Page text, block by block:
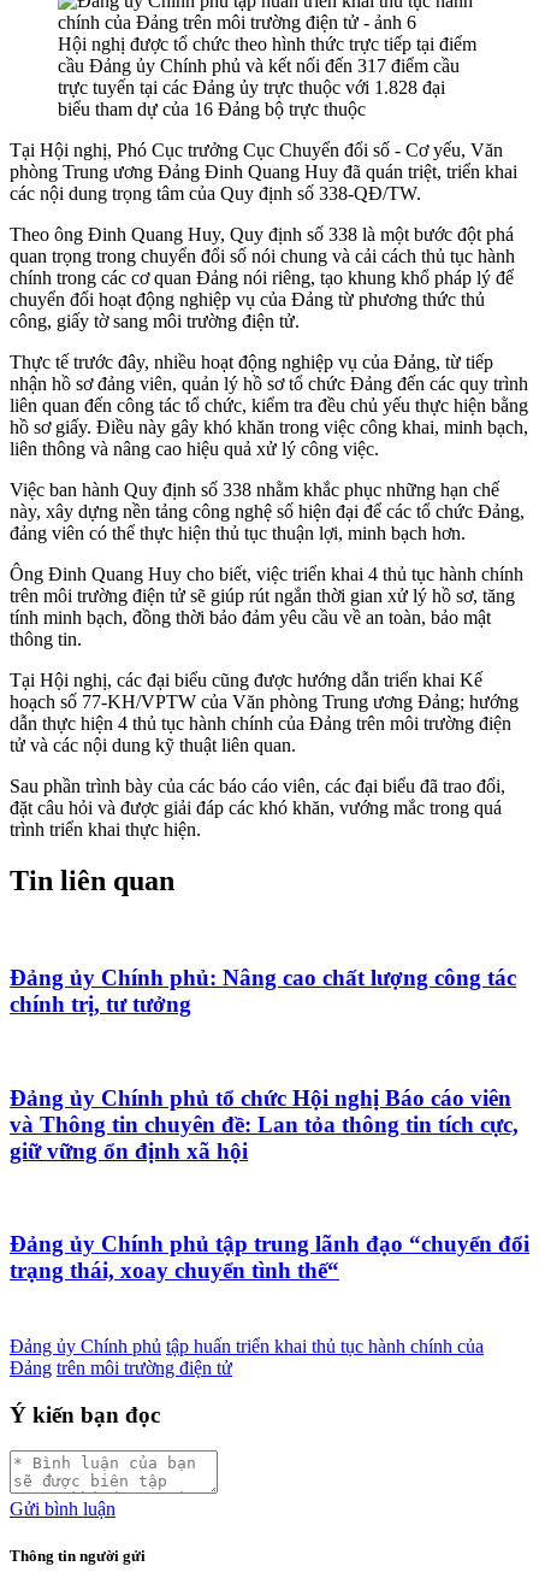
Hội nghị được tổ chức theo hình thức trực tiếp tại điểm
cầu Đảng ủy Chính phủ và kết nối đến 317 điểm cầu
trực tuyến tại các Đảng ủy trực thuộc với 1.828 đại
biểu tham dự của 16 Đảng bộ trực thuộc
Tại Hội nghị, Phó Cục trưởng Cục Chuyển đổi số - Cơ yếu, Văn
phòng Trung ương Đảng Đinh Quang Huy đã quán triệt, triển khai
các nội dung trọng tâm của Quy định số 338-QĐ/TW.
Theo ông Đinh Quang Huy, Quy định số 338 là một bước đột phá
quan trọng trong chuyển đổi số nói chung và cải cách thủ tục hành
chính trong các cơ quan Đảng nói riêng, tạo khung khổ pháp lý để
chuyển đổi hoạt động nghiệp vụ của Đảng từ phương thức thủ
công, giấy tờ sang môi trường điện tử.
Thực tế trước đây, nhiều hoạt động nghiệp vụ của Đảng, từ tiếp
nhận hồ sơ đảng viên, quản lý hồ sơ tổ chức Đảng đến các quy trình
liên quan đến công tác tổ chức, kiểm tra đều chủ yếu thực hiện bằng
hồ sơ giấy. Điều này gây khó khăn trong việc công khai, minh bạch,
liên thông và nâng cao hiệu quả xử lý công việc.
Việc ban hành Quy định số 338 nhằm khắc phục những hạn chế
này, xây dựng nền tảng công nghệ số hiện đại để các tổ chức Đảng,
đảng viên có thể thực hiện thủ tục thuận lợi, minh bạch hơn.
Ông Đinh Quang Huy cho biết, việc triển khai 4 thủ tục hành chính
trên môi trường điện tử sẽ giúp rút ngắn thời gian xử lý hồ sơ, tăng
tính minh bạch, đồng thời bảo đảm yêu cầu về an toàn, bảo mật
thông tin.
Tại Hội nghị, các đại biểu cũng được hướng dẫn triển khai Kế
hoạch số 77-KH/VPTW của Văn phòng Trung ương Đảng; hướng
dẫn thực hiện 4 thủ tục hành chính của Đảng trên môi trường điện
tử và các nội dung kỹ thuật liên quan.
Sau phần trình bày của các báo cáo viên, các đại biểu đã trao đổi,
đặt câu hỏi và được giải đáp các khó khăn, vướng mắc trong quá
trình triển khai thực hiện.
Tin liên quan
Đảng ủy Chính phủ: Nâng cao chất lượng công tác
chính trị, tư tưởng
Đảng ủy Chính phủ tổ chức Hội nghị Báo cáo viên
và Thông tin chuyên đề: Lan tỏa thông tin tích cực,
giữ vững ổn định xã hội
Đảng ủy Chính phủ tập trung lãnh đạo “chuyển đổi
trạng thái, xoay chuyển tình thế“
Đảng ủy Chính phủ tập huấn triển khai thủ tục hành chính của
Đảng trên môi trường điện tử
Ý kiến bạn đọc
Gửi bình luận
Thông tin người gửi